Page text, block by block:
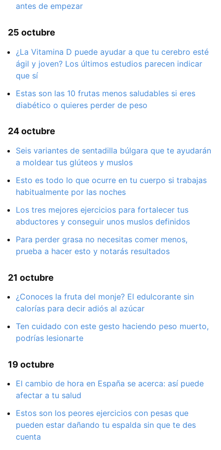
antes de empezar
25 octubre
¿La Vitamina D puede ayudar a que tu cerebro esté
ágil y joven? Los últimos estudios parecen indicar
que sí
Estas son las 10 frutas menos saludables si eres
diabético o quieres perder de peso
24 octubre
Seis variantes de sentadilla búlgara que te ayudarán
a moldear tus glúteos y muslos
Esto es todo lo que ocurre en tu cuerpo si trabajas
habitualmente por las noches
Los tres mejores ejercicios para fortalecer tus
abductores y conseguir unos muslos definidos
Para perder grasa no necesitas comer menos,
prueba a hacer esto y notarás resultados
21 octubre
¿Conoces la fruta del monje? El edulcorante sin
calorías para decir adiós al azúcar
Ten cuidado con este gesto haciendo peso muerto,
podrías lesionarte
19 octubre
El cambio de hora en España se acerca: así puede
afectar a tu salud
Estos son los peores ejercicios con pesas que
pueden estar dañando tu espalda sin que te des
cuenta